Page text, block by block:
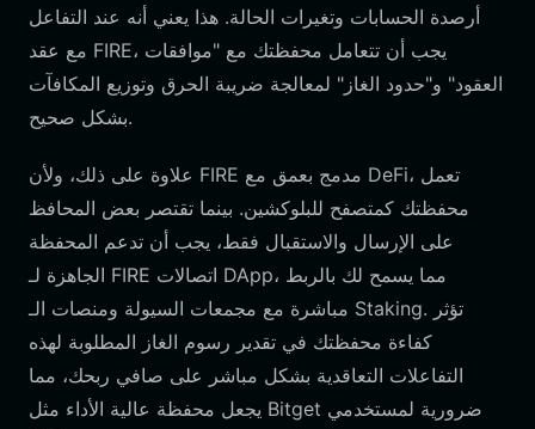
أرصدة الحسابات وتغيرات الحالة. هذا يعني أنه عند التفاعل
مع عقد FIRE، يجب أن تتعامل محفظتك مع "موافقات
العقود" و"حدود الغاز" لمعالجة ضريبة الحرق وتوزيع المكافآت
بشكل صحيح.
علاوة على ذلك، ولأن FIRE مدمج بعمق مع DeFi، تعمل
محفظتك كمتصفح للبلوكشين. بينما تقتصر بعض المحافظ
على الإرسال والاستقبال فقط، يجب أن تدعم المحفظة
الجاهزة لـ FIRE اتصالات DApp، مما يسمح لك بالربط
مباشرة مع مجمعات السيولة ومنصات الـ Staking. تؤثر
كفاءة محفظتك في تقدير رسوم الغاز المطلوبة لهذه
التفاعلات التعاقدية بشكل مباشر على صافي ربحك، مما
يجعل محفظة عالية الأداء مثل Bitget ضرورية لمستخدمي